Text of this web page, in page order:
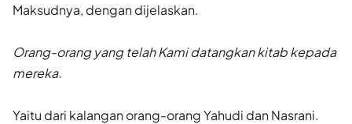
Maksudnya, dengan dijelaskan.
Orang-orang yang telah Kami datangkan kitab kepada
mereka.
Yaitu dari kalangan orang-orang Yahudi dan Nasrani.